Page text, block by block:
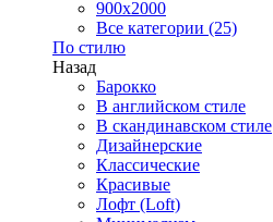
900x2000
Все категории (25)
По стилю
Назад
Барокко
В английском стиле
В скандинавском стиле
Дизайнерские
Классические
Красивые
Лофт (Loft)